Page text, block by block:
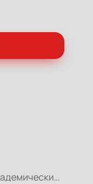
Ростов-на-Дону, Ростовский Академический Театр Драмы, Малая сцена